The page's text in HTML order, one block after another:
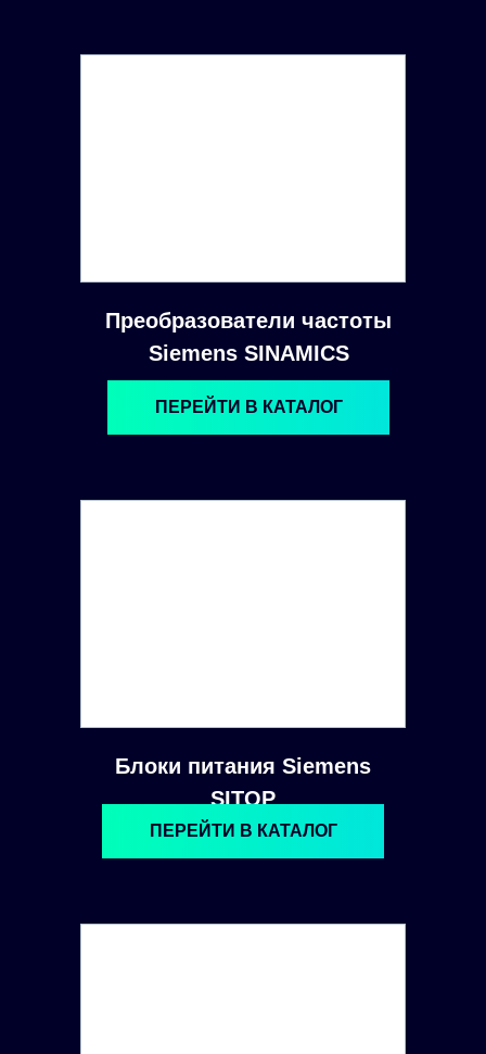
Преобразователи частоты
Siemens SINAMICS
Блоки питания Siemens
SITOP
ПЕРЕЙТИ В КАТАЛОГ
ПЕРЕЙТИ В КАТАЛОГ